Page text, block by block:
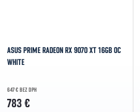
ASUS PRIME RADEON RX 9070 XT 16GB OC
WHITE
647 € BEZ DPH
783 €